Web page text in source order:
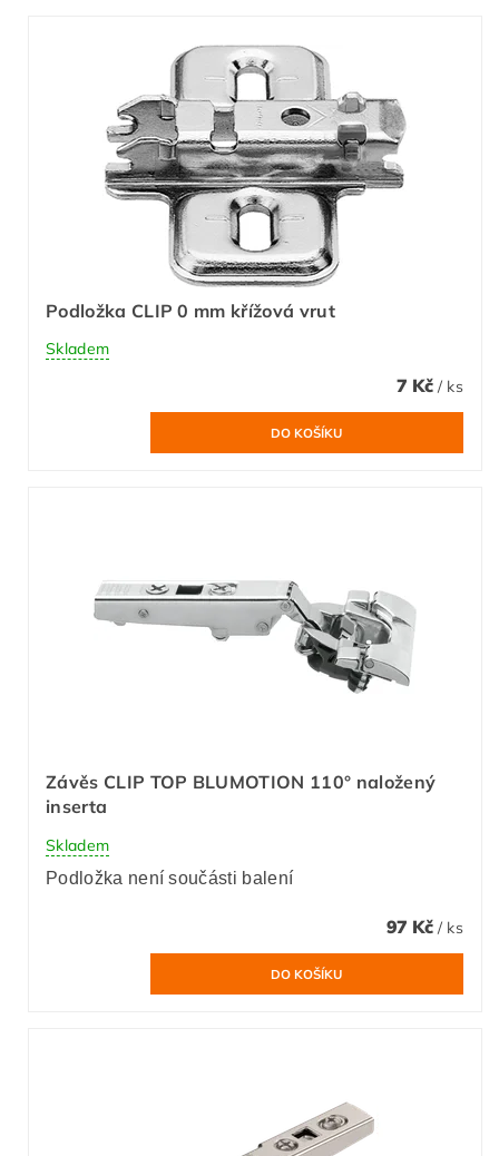
Podložka CLIP 0 mm křížová vrut
Skladem
7 Kč / ks
Závěs CLIP TOP BLUMOTION 110° naložený
inserta
Skladem
Podložka není součásti balení
97 Kč / ks